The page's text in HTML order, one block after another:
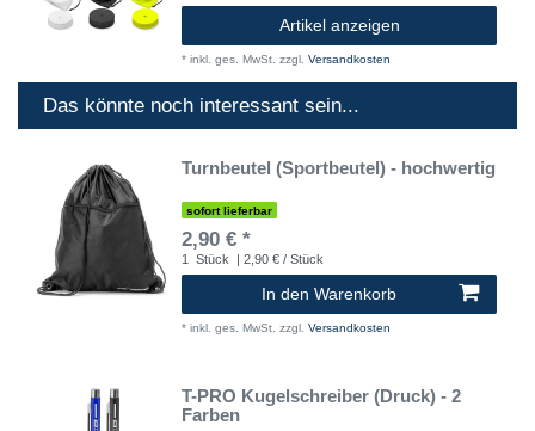
Artikel anzeigen
* inkl. ges. MwSt. zzgl. Versandkosten
Das könnte noch interessant sein...
Turnbeutel (Sportbeutel) - hochwertig
sofort lieferbar
2,90 € *
1 Stück | 2,90 € / Stück
In den Warenkorb
* inkl. ges. MwSt. zzgl. Versandkosten
T-PRO Kugelschreiber (Druck) - 2
Farben